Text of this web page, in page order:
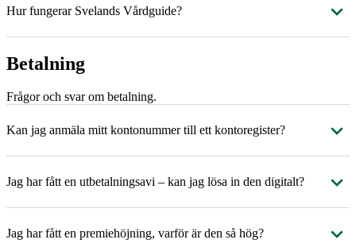
Hur fungerar Svelands Vårdguide?
Betalning
Frågor och svar om betalning.
Kan jag anmäla mitt kontonummer till ett kontoregister?
Jag har fått en utbetalningsavi – kan jag lösa in den digitalt?
Jag har fått en premiehöjning, varför är den så hög?